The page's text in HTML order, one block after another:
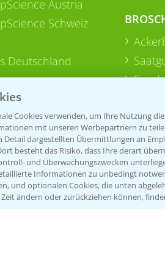
Austria
Schweiz
Deutschland
Cookies verwenden, um Ihre Nutzung
mit unseren Werbepartnern zu
Detail dargestellten Übermittlungen an
besteht das Risiko, dass Ihre derart
und Überwachungszwecken
Informationen zu unbedingt
und optionalen Cookies, die unten
ändern oder zurückziehen können,